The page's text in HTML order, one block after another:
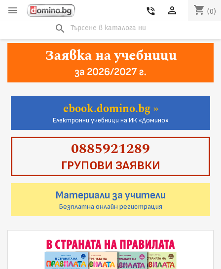
 shopping_cart (0)

phone_in_talk
search
ebook.domino.bg
Електронни учебници на ИК «Домино»
Материали за учители
Безплатна онлайн регистрация
0885921289
ГРУПОВИ ЗАЯВКИ